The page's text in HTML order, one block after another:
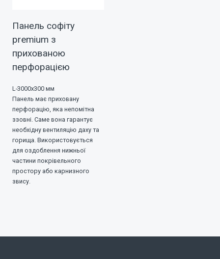
Панель софіту
premium з
прихованою
перфорацією
L-3000х300 мм
Панель має приховану
перфорацію, яка непомітна
ззовні. Саме вона гарантує
необхідну вентиляцію даху та
горища. Використовується
для оздоблення нижньої
частини покрівельного
простору або карнизного
звису.